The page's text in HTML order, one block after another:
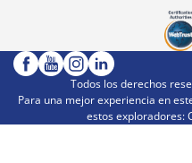
Todos los derechos
Para una mejor experiencia en
estos exploradores: